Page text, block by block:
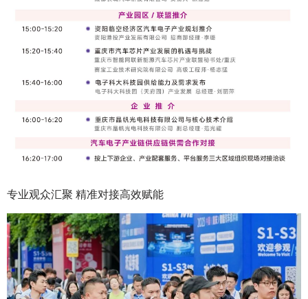
专业观众汇聚 精准对接高效赋能